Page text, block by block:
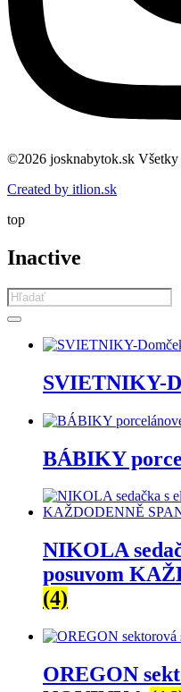
©2026 josknabytok.sk Všetky
Created by itlion.sk
top
Inactive
Products
search
SVIETNIKY-
BÁBIKY
NIKOLA
posuvom
(4)
OREGON